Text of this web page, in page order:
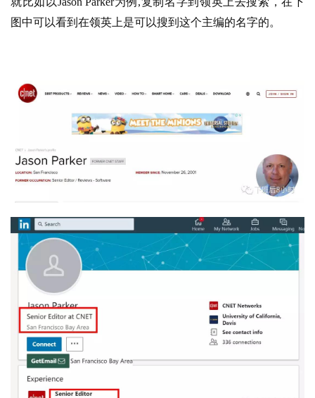
页
营
实
享
图中可以看到在领英上是可以搜到这个主编的名字的。